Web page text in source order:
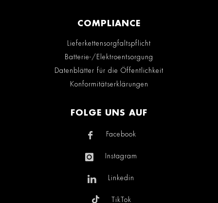
COMPLIANCE
Lieferkettensorgfaltspflicht
Batterie-/Elektroentsorgung
Datenblätter für die Öffentlichkeit
Konformitätserklärungen
FOLGE UNS AUF
Facebook
Instagram
Linkedin
TikTok